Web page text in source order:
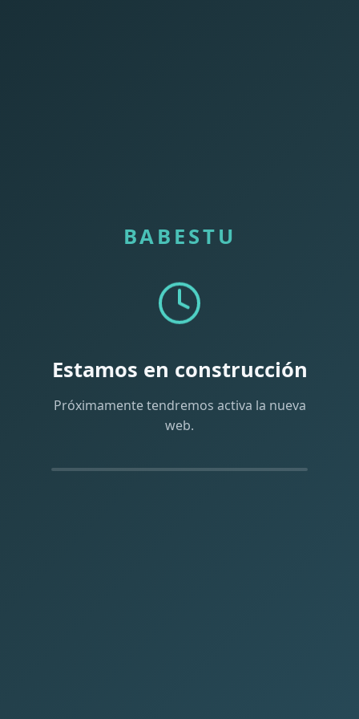
BABESTU
Estamos en construcción
Próximamente tendremos activa la nueva
web.